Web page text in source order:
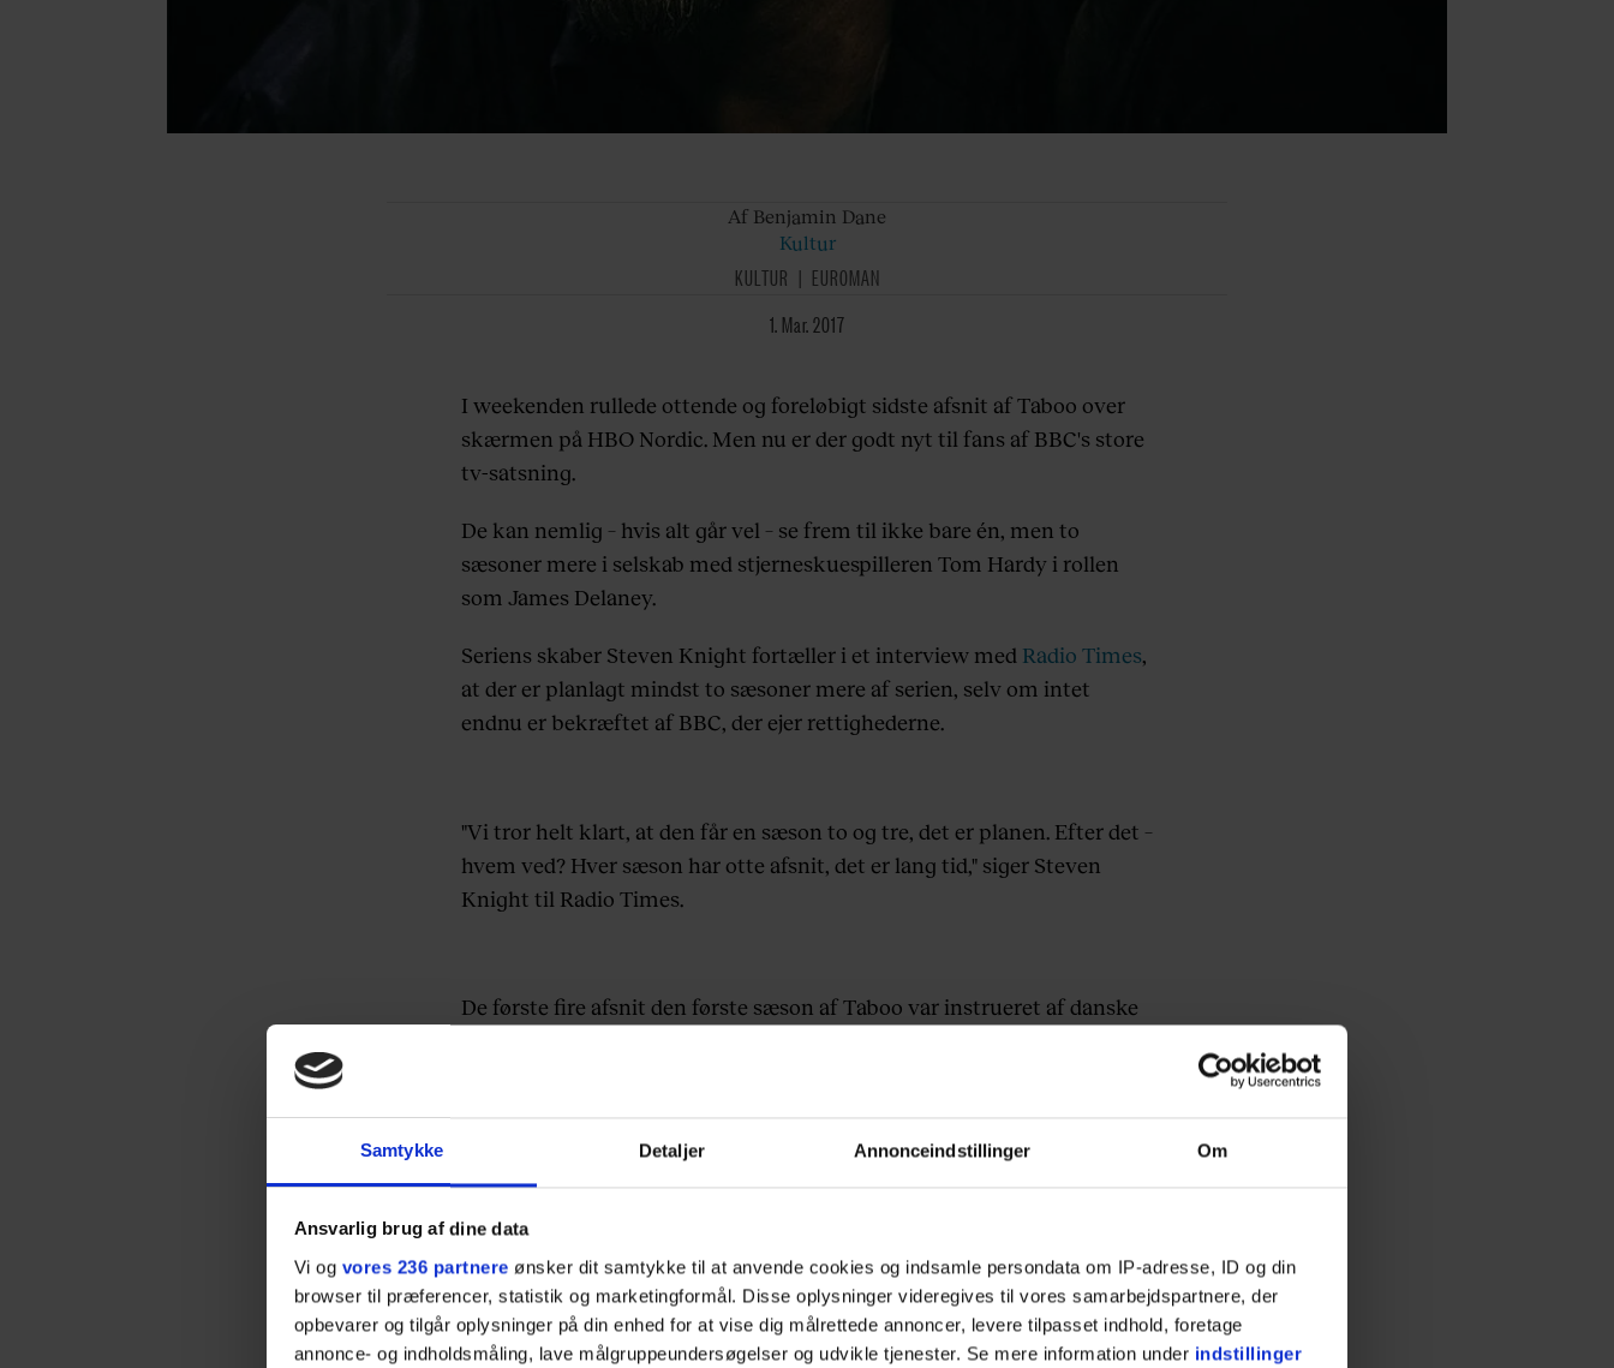
Samtykke Detaljer Annonceindstillinger Om
Ansvarlig brug af dine data
Vi og vores 236 partnere ønsker dit samtykke til at anvende cookies og indsamle persondata om IP-adresse, ID og din
browser til præferencer, statistik og marketingformål. Disse oplysninger videregives til vores samarbejdspartnere, der
opbevarer og tilgår oplysninger på din enhed for at vise dig målrettede annoncer, levere tilpasset indhold, foretage
annonce- og indholdsmåling, lave målgruppeundersøgelser og udvikle tjenester. Se mere information under indstillinger
Af Benjamin Dane
Kultur
KULTUR
EUROMAN
1. Mar. 2017
I weekenden rullede ottende og foreløbigt sidste afsnit af Taboo over
skærmen på HBO Nordic. Men nu er der godt nyt til fans af BBC's store
tv-satsning.
De kan nemlig – hvis alt går vel – se frem til ikke bare én, men to
sæsoner mere i selskab med stjerneskuespilleren Tom Hardy i rollen
som James Delaney.
Seriens skaber Steven Knight fortæller i et interview med Radio Times,
at der er planlagt mindst to sæsoner mere af serien, selv om intet
endnu er bekræftet af BBC, der ejer rettighederne.
"Vi tror helt klart, at den får en sæson to og tre, det er planen. Efter det –
hvem ved? Hver sæson har otte afsnit, det er lang tid," siger Steven
Knight til Radio Times.
De første fire afsnit den første sæson af Taboo var instrueret af danske
Disse film og serier kommer på Netlfix i marts
LÆS OGSÅ:
LÆS OGSÅ:Se teaser: Sæson 2 af Stranger Things byder på flere
gys og mere mystik